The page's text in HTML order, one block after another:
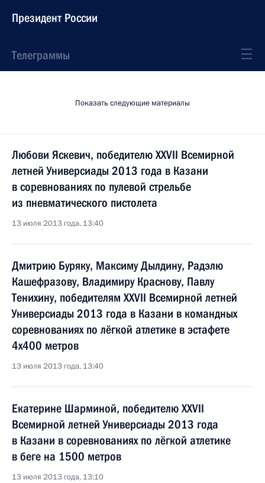
Президент России
Телеграммы
Показать следующие материалы
Любови Яскевич, победителю XXVII Всемирной
летней Универсиады 2013 года в Казани
в соревнованиях по пулевой стрельбе
из пневматического пистолета
13 июля 2013 года, 13:40
Дмитрию Буряку, Максиму Дылдину, Радэлю
Кашефразову, Владимиру Краснову, Павлу
Тенихину, победителям XXVII Всемирной летней
Универсиады 2013 года в Казани в командных
соревнованиях по лёгкой атлетике в эстафете
4x400 метров
13 июля 2013 года, 13:40
Екатерине Шарминой, победителю XXVII
Всемирной летней Универсиады 2013 года
в Казани в соревнованиях по лёгкой атлетике
в беге на 1500 метров
13 июля 2013 года, 13:10